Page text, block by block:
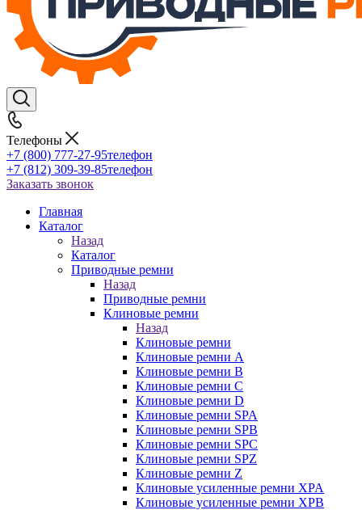
Телефоны
+7 (800) 777-27-95телефон
+7 (812) 309-39-85телефон
Заказать звонок
Главная
Каталог
Назад
Каталог
Приводные ремни
Назад
Приводные ремни
Клиновые ремни
Назад
Клиновые ремни
Клиновые ремни A
Клиновые ремни B
Клиновые ремни C
Клиновые ремни D
Клиновые ремни SPA
Клиновые ремни SPB
Клиновые ремни SPC
Клиновые ремни SPZ
Клиновые ремни Z
Клиновые усиленные ремни XPA
Клиновые усиленные ремни XPB